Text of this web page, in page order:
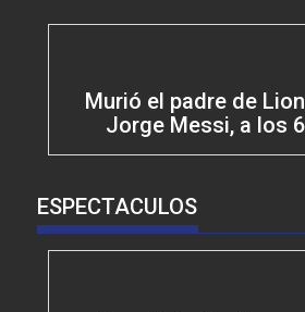
Murió el padre de
Jorge Messi, a los
ESPECTACULOS